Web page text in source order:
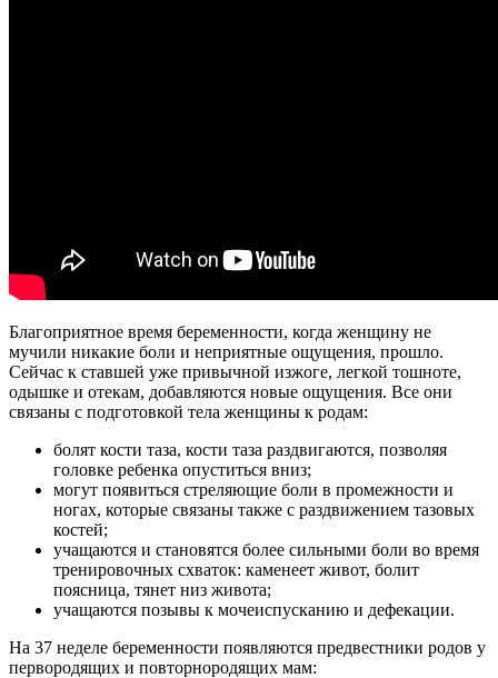
Благоприятное время беременности, когда женщину не
мучили никакие боли и неприятные ощущения, прошло.
Сейчас к ставшей уже привычной изжоге, легкой тошноте,
одышке и отекам, добавляются новые ощущения. Все они
связаны с подготовкой тела женщины к родам:
болят кости таза, кости таза раздвигаются, позволяя
головке ребенка опуститься вниз;
могут появиться стреляющие боли в промежности и
ногах, которые связаны также с раздвижением тазовых
костей;
учащаются и становятся более сильными боли во время
тренировочных схваток: каменеет живот, болит
поясница, тянет низ живота;
учащаются позывы к мочеиспусканию и дефекации.
На 37 неделе беременности появляются предвестники родов у
первородящих и повторнородящих мам: